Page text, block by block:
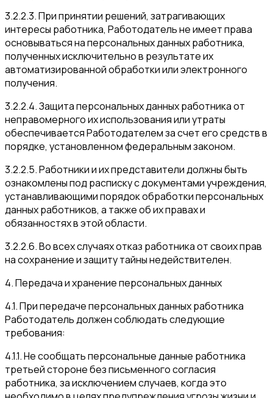
3.2.2.3. При принятии решений, затрагивающих
интересы работника, Работодатель не имеет права
основываться на персональных данных работника,
полученных исключительно в результате их
автоматизированной обработки или электронного
получения.
3.2.2.4. Защита персональных данных работника от
неправомерного их использования или утраты
обеспечивается Работодателем за счет его средств в
порядке, установленном федеральным законом.
3.2.2.5. Работники и их представители должны быть
ознакомлены под расписку с документами учреждения,
устанавливающими порядок обработки персональных
данных работников, а также об их правах и
обязанностях в этой области.
3.2.2.6. Во всех случаях отказ работника от своих прав
на сохранение и защиту тайны недействителен.
4. Передача и хранение персональных данных
4.1. При передаче персональных данных работника
Работодатель должен соблюдать следующие
требования:
4.1.1. Не сообщать персональные данные работника
третьей стороне без письменного согласия
работника, за исключением случаев, когда это